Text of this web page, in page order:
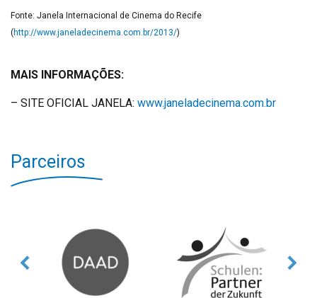
Fonte: Janela Internacional de Cinema do Recife
(http://www.janeladecinema.com.br/2013/)
MAIS INFORMAÇÕES:
– SITE OFICIAL JANELA: www.janeladecinema.com.br
Parceiros